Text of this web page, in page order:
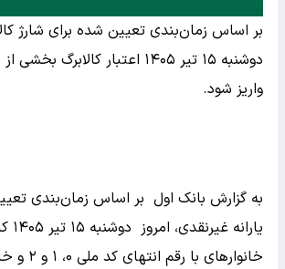
بر اساس زمان‌بندی تعیین شده برای شارژ
دوشنبه ۱۵ تیر ۱۴۰۵ اعتبار کالابرگ
واریز شود.
به گزارش بانک اول بر اساس زمان‌بندی